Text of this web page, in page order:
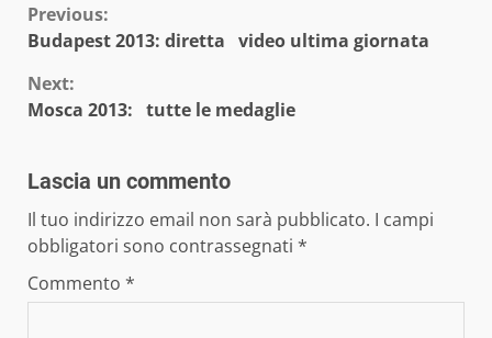
Continue
Reading
Previous:
Budapest 2013: diretta video ultima giornata
Next:
Mosca 2013: tutte le medaglie
Lascia un commento
Il tuo indirizzo email non sarà pubblicato. I campi
obbligatori sono contrassegnati *
Commento *